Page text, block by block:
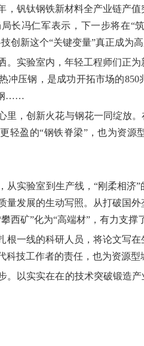
，钒钛钢铁新材料全产业链产
长冯仁军表示，下一步将在“
创新这个“关键变量”真正成为高
。实验室内，年轻工程师们正
冲压钢，是成功开拓市场的
钢……
里，创新火花与钢花一同绽放
轻盈的“钢铁脊梁”，也为资源
从实验室到生产线，“刚柔相济
量发展的生动写照。从打破国
西矿”化为“高端材”，有力支撑
根一线的科研人员，将论文写
科技工作者的责任，也为资源型
。以实实在在的技术突破锻造